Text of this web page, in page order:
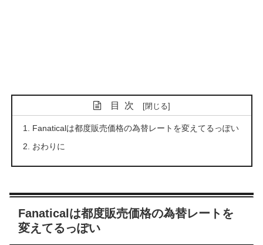
目次
Fanaticalは都度販売価格の為替レートを変えてるっぽい
おわりに
Fanaticalは都度販売価格の為替レートを
変えてるっぽい